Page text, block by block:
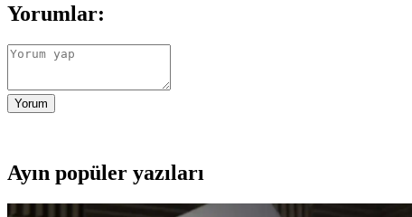
Yorumlar:
Yorum
Ayın popüler yazıları